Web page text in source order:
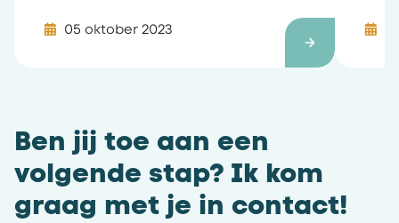
05 oktober 2023
Ben jij toe aan een
volgende stap? Ik kom
graag met je in contact!